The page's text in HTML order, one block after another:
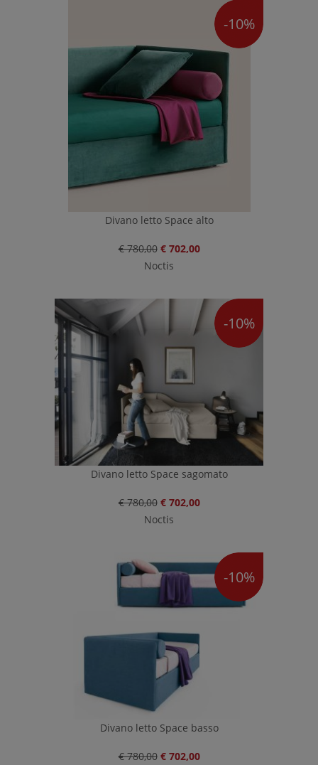
-10%
Divano letto Space alto
€ 780,00 € 702,00
Noctis
-10%
Divano letto Space sagomato
€ 780,00 € 702,00
Noctis
-10%
Divano letto Space basso
€ 780,00 € 702,00